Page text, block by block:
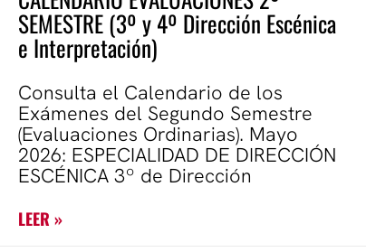
SEMESTRE (3º y 4º Dirección Escénica
e Interpretación)
Consulta el Calendario de los
Exámenes del Segundo Semestre
(Evaluaciones Ordinarias). Mayo
2026: ESPECIALIDAD DE DIRECCIÓN
ESCÉNICA 3º de Dirección
LEER »